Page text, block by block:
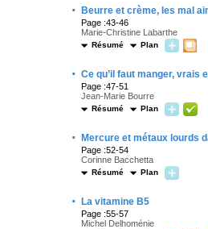
· Beurre et crème, les mal
Page :43-46
Marie-Christine Labarthe
Résumé Plan
· Ce qu’il faut manger, vrais
Page :47-51
Jean-Marie Bourre
Résumé Plan
· Mercure et métaux lourds
Page :52-54
Corinne Bacchetta
Résumé Plan
· La vitamine B5
Page :55-57
Michel Delhoménie